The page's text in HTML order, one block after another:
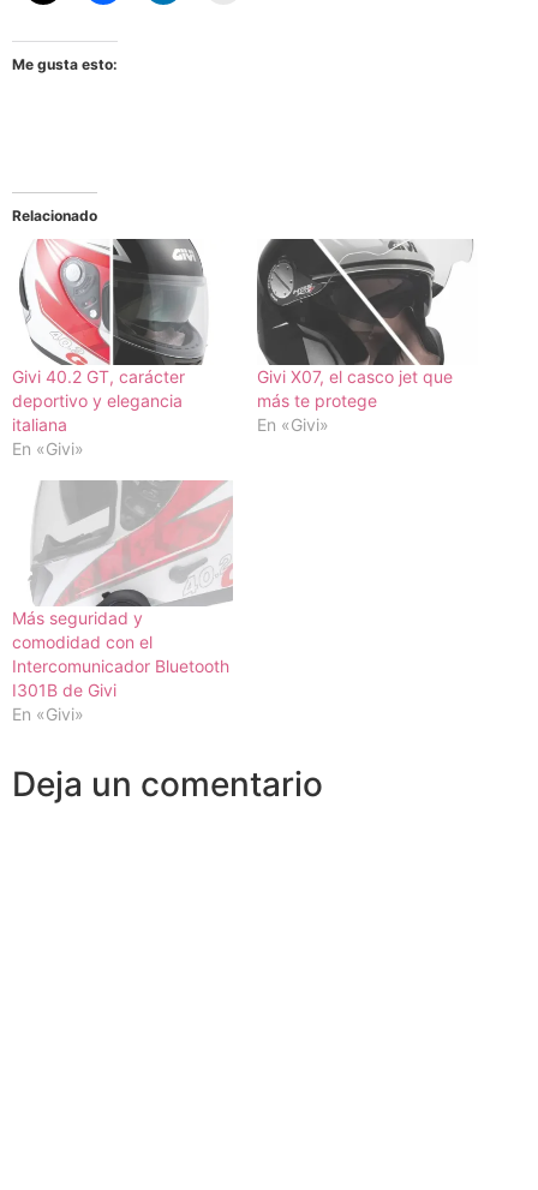
Me gusta esto:
Relacionado
Givi 40.2 GT, carácter
deportivo y elegancia
italiana
En «Givi»
Givi X07, el casco jet que
más te protege
En «Givi»
Más seguridad y
comodidad con el
Intercomunicador Bluetooth
I301B de Givi
En «Givi»
Deja un comentario